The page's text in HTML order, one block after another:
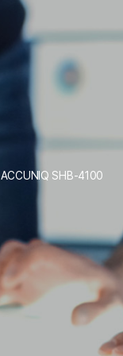
ACCUNIQ SHB-4100